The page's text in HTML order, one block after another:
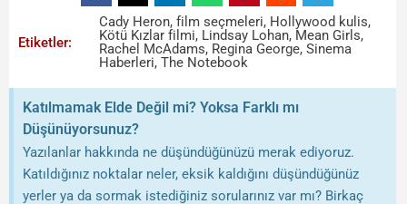
Etiketler:
Cady Heron,film seçmeleri, Hollywood kulis,
Kötü Kızlar filmi, Lindsay Lohan, Mean Girls,
Rachel McAdams, Regina George,Sinema
Haberleri,The Notebook
Katılmamak Elde Değil mi? Yoksa Farklı mı
Düşünüyorsunuz?
Yazılanlar hakkında ne düşündüğünüzü merak ediyoruz.
Katıldığınız noktalar neler, eksik kaldığını düşündüğünüz
yerler ya da sormak istediğiniz sorularınız var mı? Birkaç